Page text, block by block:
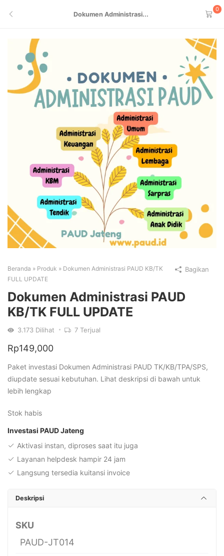
Dokumen Administrasi...
0
Beranda » Produk » Dokumen Administrasi PAUD KB/TK
FULL UPDATE
Dokumen Administrasi PAUD
KB/TK FULL UPDATE
3.173 Dilihat 7 Terjual
Rp149,000
Paket investasi Dokumen Administrasi PAUD TK/KB/TPA/SPS,
diupdate sesuai kebutuhan. Lihat deskripsi di bawah untuk
lebih lengkap
Stok habis
Investasi PAUD Jateng
Aktivasi instan, diproses saat itu juga
Layanan helpdesk hampir 24 jam
Langsung tersedia kuitansi invoice
Bagikan
Deskripsi
SKU
PAUD-JT014